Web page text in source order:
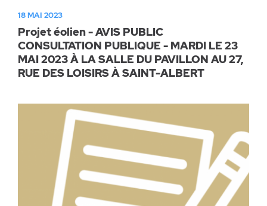
18 MAI 2023
Projet éolien - AVIS PUBLIC
CONSULTATION PUBLIQUE - MARDI LE 23
MAI 2023 À LA SALLE DU PAVILLON AU 27,
RUE DES LOISIRS À SAINT-ALBERT